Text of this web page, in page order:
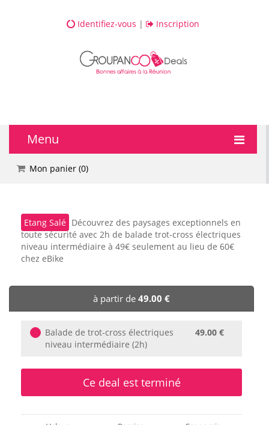
Identifiez-vous | Inscription
Menu
🔥 DEALS
💅 Beauté
🎯 Loisirs
🏨 Hôtels
🎈 Événements
Mon panier (0)
Etang Salé Découvrez des paysages exceptionnels en
toute sécurité avec 2h de balade trot-cross électriques
niveau intermédiaire à 49€ seulement au lieu de 60€
chez eBike
à partir de 49.00 €
Balade de trot-cross électriques
niveau intermédiaire (2h)
49.00 €
Ce deal est terminé